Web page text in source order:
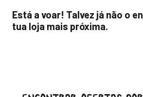
Está a voar! Talvez já não o
tua loja mais próxima.